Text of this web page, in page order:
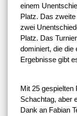
einem
Platz. Das
zwei
Platz. Das
dominiert, die die
Ergebnisse gibt
Mit 25 gespielten
Schachtag, aber
Dank an Fabian